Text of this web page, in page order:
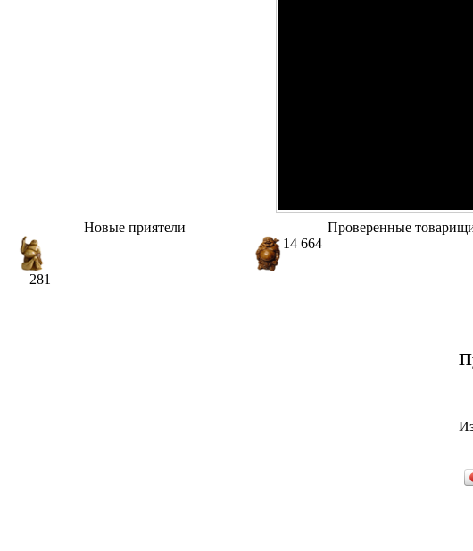
Новые приятели
281
Проверенные
14 664